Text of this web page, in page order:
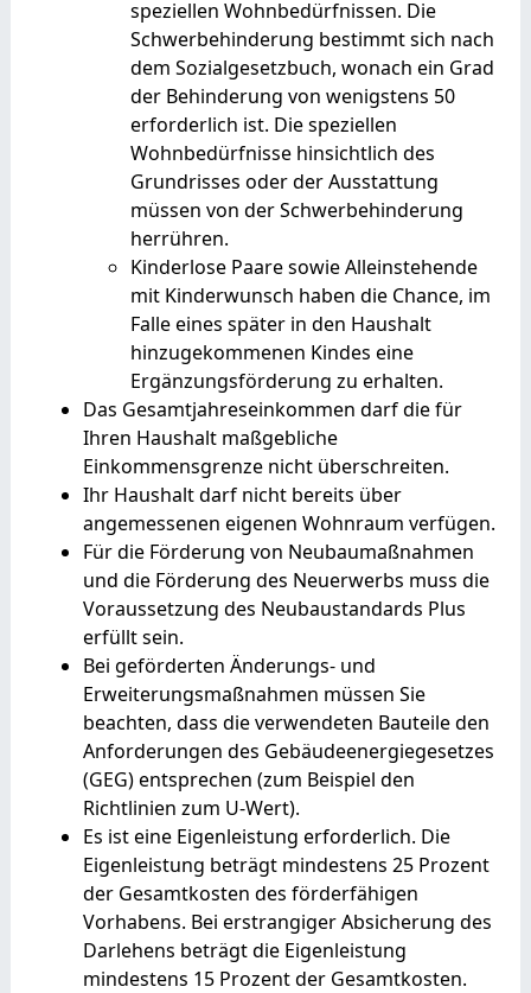
speziellen Wohnbedürfnissen. Die
Schwerbehinderung bestimmt sich nach
dem Sozialgesetzbuch, wonach ein Grad
der Behinderung von wenigstens 50
erforderlich ist. Die speziellen
Wohnbedürfnisse hinsichtlich des
Grundrisses oder der Ausstattung
müssen von der Schwerbehinderung
herrühren.
Kinderlose Paare sowie Alleinstehende
mit Kinderwunsch haben die Chance, im
Falle eines später in den Haushalt
hinzugekommenen Kindes eine
Ergänzungsförderung zu erhalten.
Das Gesamtjahreseinkommen darf die für
Ihren Haushalt maßgebliche
Einkommensgrenze nicht überschreiten.
Ihr Haushalt darf nicht bereits über
angemessenen eigenen Wohnraum verfügen.
Für die Förderung von Neubaumaßnahmen
und die Förderung des Neuerwerbs muss die
Voraussetzung des Neubaustandards Plus
erfüllt sein.
Bei geförderten Änderungs- und
Erweiterungsmaßnahmen müssen Sie
beachten, dass die verwendeten Bauteile den
Anforderungen des Gebäudeenergiegesetzes
(GEG) entsprechen (zum Beispiel den
Richtlinien zum U-Wert).
Es ist eine Eigenleistung erforderlich. Die
Eigenleistung beträgt mindestens 25 Prozent
der Gesamtkosten des förderfähigen
Vorhabens. Bei erstrangiger Absicherung des
Darlehens beträgt die Eigenleistung
mindestens 15 Prozentder Gesamtkosten.